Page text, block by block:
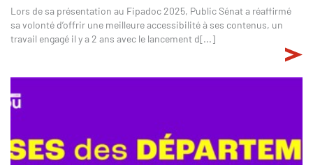
Lors de sa présentation au Fipadoc 2025, Public Sénat a réaffirmé
sa volonté d’offrir une meilleure accessibilité à ses contenus, un
travail engagé il y a 2 ans avec le lancement d[...]